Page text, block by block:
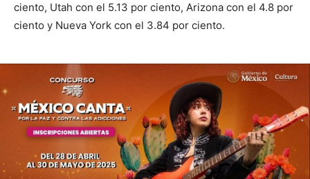
ciento, Utah con el 5.13 por ciento, Arizona con el 4.8 por
ciento y Nueva York con el 3.84 por ciento.